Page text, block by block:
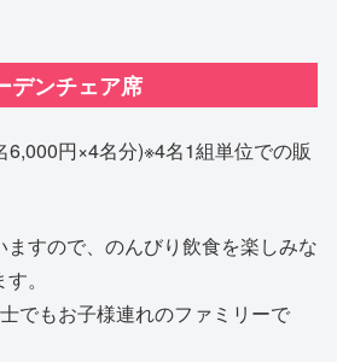
デンチェア席
円×4名分)※4名1組単位での販
すので、のんびり飲食を楽しみな
。
でもお子様連れのファミリーで